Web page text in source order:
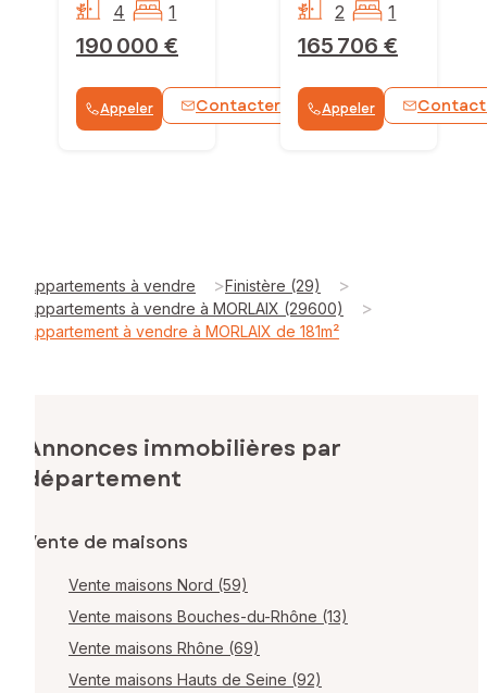
190 000 €
4 1
Appeler Contacter WhatsApp
165 706 €
2 1
Appeler
Appartements à vendre >Finistère (29) >
Appartements à vendre à MORLAIX (29600) >
Appartement à vendre à MORLAIX de 181m²
Annonces immobilières par
département
Vente de maisons
Vente maisons Nord (59)
Vente maisons Bouches-du-Rhône (13)
Vente maisons Rhône (69)
Vente maisons Hauts de Seine (92)